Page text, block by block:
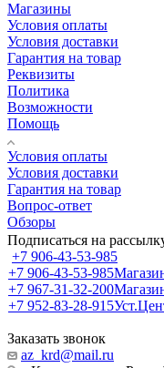
Магазины
Условия оплаты
Условия доставки
Гарантия на товар
Реквизиты
Политика
Возможности
Помощь
Условия оплаты
Условия доставки
Гарантия на товар
Вопрос-ответ
Обзоры
Подписаться на
+7 906-43-53-985
+7 906-43-53-985
+7 967-31-32-200
+7 952-83-28-915
Заказать звонок
az_krd@mail.ru